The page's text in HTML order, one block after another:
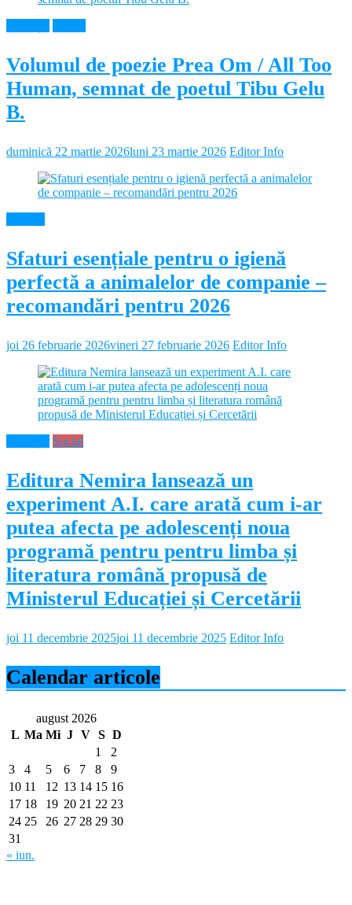
Volumul de poezie Prea Om / All Too
Human, semnat de poetul Tibu Gelu
B.
duminică 22 martie 2026luni 23 martie 2026 Editor Info
Sfaturi esențiale pentru o igienă
perfectă a animalelor de companie –
recomandări pentru 2026
joi 26 februarie 2026vineri 27 februarie 2026 Editor Info
Social
Editura Nemira lansează un
experiment A.I. care arată cum i-ar
putea afecta pe adolescenți noua
programă pentru pentru limba și
literatura română propusă de
Ministerul Educației și Cercetării
joi 11 decembrie 2025joi 11 decembrie 2025 Editor Info
Calendar articole
august 2026
L Ma Mi J V S D
1
2
3
4 5 6 7 8
9
10 11 12 13 14 15 16
17 18 19 20 21 22 23
24 25 26 27 28 29 30
31
« iun.